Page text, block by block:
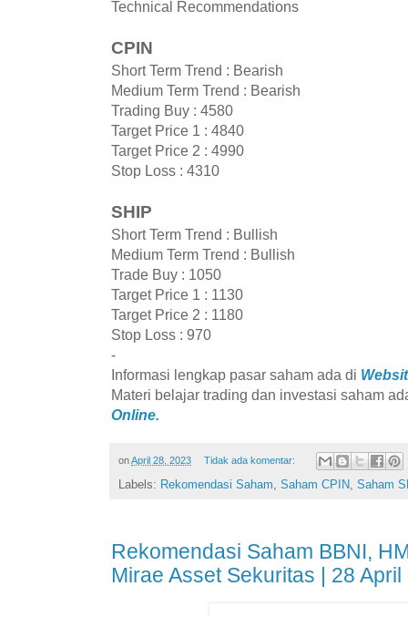
Technical Recommendations
CPIN
Short Term Trend : Bearish
Medium Term Trend : Bearish
Trading Buy : 4580
Target Price 1 : 4840
Target Price 2 : 4990
Stop Loss : 4310
SHIP
Short Term Trend : Bullish
Medium Term Trend : Bullish
Trade Buy : 1050
Target Price 1 : 1130
Target Price 2 : 1180
Stop Loss : 970
-
Informasi lengkap pasar saham ada di
Materi belajar trading dan investasi saham
Online.
onApril 28, 2023 Tidak ada komentar:
Labels: Rekomendasi Saham, Saham CPIN, Saham
Rekomendasi Saham BBNI,
Mirae Asset Sekuritas | 28 April